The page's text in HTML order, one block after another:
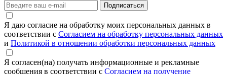
Подписаться
Я даю согласие на обработку моих персональных данных в
соответствии с Согласием на обработку персональных данных
и Политикой в отношении обработки персональных данных
Я согласен(на) получать информационные и рекламные
сообщения в соответствии с Согласием на получение